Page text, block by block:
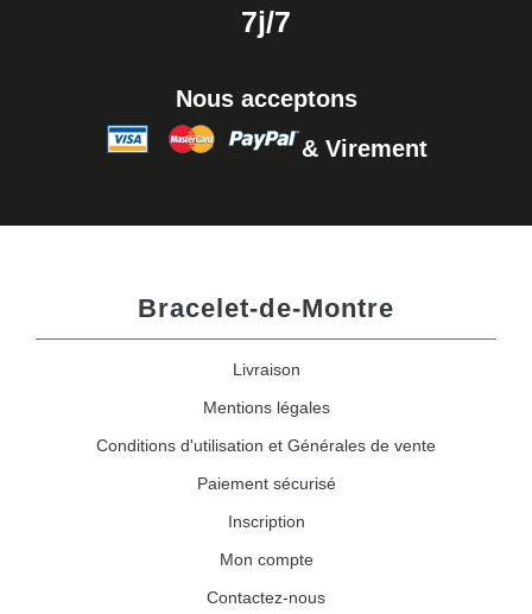
7j/7
Nous acceptons
& Virement
Bracelet-de-Montre
Livraison
Mentions légales
Conditions d'utilisation et Générales de vente
Paiement sécurisé
Inscription
Mon compte
Contactez-nous